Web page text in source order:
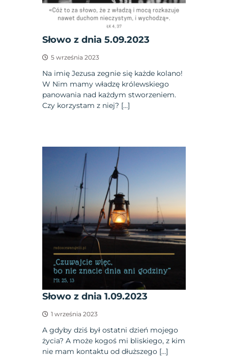
Słowo z dnia 5.09.2023
5 września 2023
Na imię Jezusa zegnie się każde kolano!
W Nim mamy władzę królewskiego
panowania nad każdym stworzeniem.
Czy korzystam z niej? […]
Słowo z dnia 1.09.2023
1 września 2023
A gdyby dziś był ostatni dzień mojego
życia? A może kogoś mi bliskiego, z kim
nie mam kontaktu od dłuższego […]